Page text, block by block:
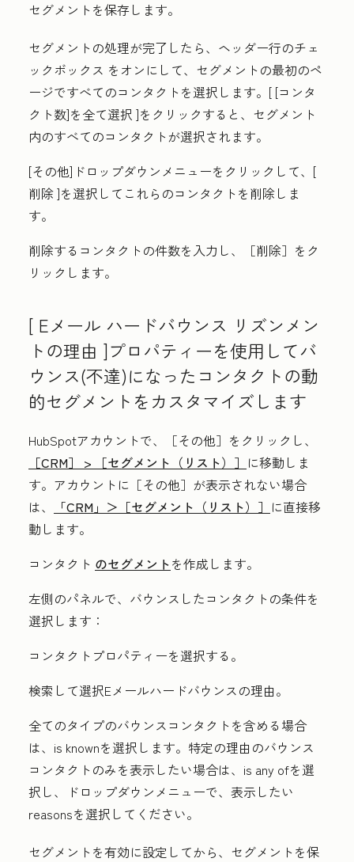
セグメントを保存します。
セグメントの処理が完了したら、ヘッダー行のチェ
ックボックス をオンにして、セグメントの最初のペ
ージですべてのコンタクトを選択します。[ [コンタ
クト数]を全て選択 ]をクリックすると、セグメント
内のすべてのコンタクトが選択されます。
[その他]ドロップダウンメニューをクリックして、[
削除]を選択してこれらのコンタクトを削除しま
す。
削除するコンタクトの件数を入力し、
［削除］ をク
リックします。
[ Eメール ハードバウンス リズンメン
トの理由 ]プロパティーを使用してバ
ウンス(不達)になったコンタクトの動
的セグメントをカスタマイズします
HubSpotアカウントで、
［その他］をクリックし、
［CRM］ >
［セグメント（リスト）］ に移動しま
す。アカウントに ［その他］が表示されない場合
は、
「CRM」＞ ［セグメント（リスト）］ に直接移
動します。
コンタクト のセグメントを作成します。
左側のパネルで、バウンスしたコンタクトの条件を
選択します：
コンタクトプロパティーを選択する。
検索して選択Eメールハードバウンスの理由。
全てのタイプのバウンスコンタクトを含める場合
は、 is knownを選択します。特定の理由のバウンス
コンタクトのみを表示したい場合は、 is any ofを選
択し、ドロップダウンメニューで、表示したい
reasonsを選択してください。
セグメントを有効に設定してから、セグメントを保